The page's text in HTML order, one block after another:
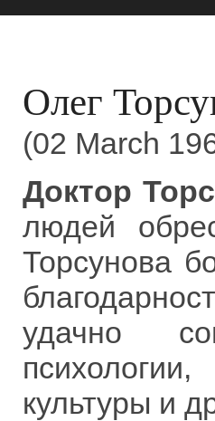
Олег
(02 March
Доктор
людей
Торсунова
удачно
культуры и